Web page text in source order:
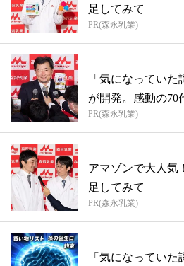
足してみて
PR(森永乳業)
「気になってい
が開発。感動の70
PR(森永乳業)
アマゾンで大人気
足してみて
PR(森永乳業)
「気になってい